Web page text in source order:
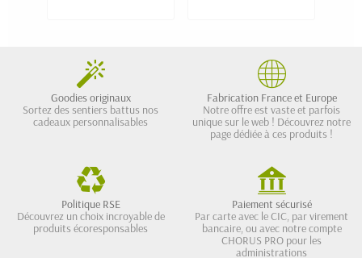
Goodies originaux
Sortez des sentiers battus nos
cadeaux personnalisables
Fabrication France et Europe
Notre offre est vaste et parfois
unique sur le web ! Découvrez notre
page dédiée à ces produits !
Politique RSE
Découvrez un choix incroyable de
produits écoresponsables
Paiement sécurisé
Par carte avec le CIC, par virement
bancaire, ou avec notre compte
CHORUS PRO pour les
administrations